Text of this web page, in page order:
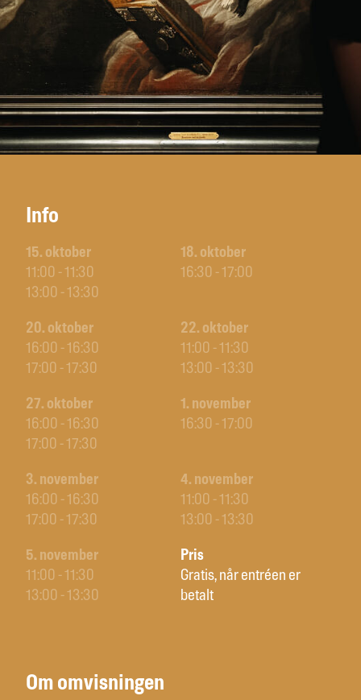
Info
15. oktober
11:00 - 11:30
13:00 - 13:30
18. oktober
16:30 - 17:00
20. oktober
16:00 - 16:30
17:00 - 17:30
22. oktober
11:00 - 11:30
13:00 - 13:30
27. oktober
16:00 - 16:30
17:00 - 17:30
1. november
16:30 - 17:00
3. november
16:00 - 16:30
17:00 - 17:30
4. november
11:00 - 11:30
13:00 - 13:30
5. november
11:00 - 11:30
13:00 - 13:30
Pris
Gratis, når entréen er
betalt
Om omvisningen